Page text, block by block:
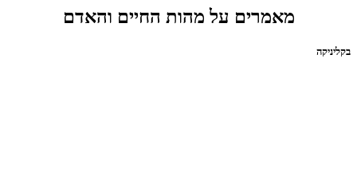
מאמרים על מהות החיים והאדם
בקליניקה